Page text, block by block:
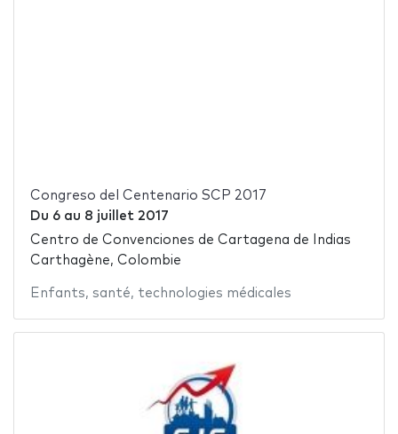
Congreso del Centenario SCP 2017
Du 6au 8 juillet 2017
Centro de Convenciones de Cartagena de Indias
Carthagène, Colombie
Enfants, santé, technologies médicales